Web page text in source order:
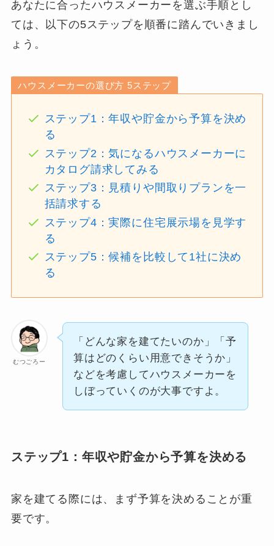
あなたに合ったハウスメーカーを選ぶ手順とし
ては、以下の5ステップを順番に踏んでいきまし
ょう。
ハウスメーカーの選び方 5ステップ
ステップ1：年収や貯金から予算を決め
る
ステップ2：気になるハウスメーカーに
カタログ請求してみる
ステップ3：見積りや間取りプランを一
括請求する
ステップ4：実際に住宅展示場を見学す
る
ステップ5：候補を比較して1社に決め
る
むつごろー
「どんな家を建てたいのか」「予
算はどのくらい用意できそうか」
などを考慮してハウスメーカーを
しぼっていくのが大事ですよ。
ステップ1：年収や貯金から予算を決める
家を建てる際には、まず予算を決めることが重
要です。